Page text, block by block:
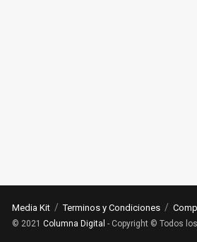
Media Kit Terminos y Condiciones
© 2021 Columna Digital - Copyright © Todos